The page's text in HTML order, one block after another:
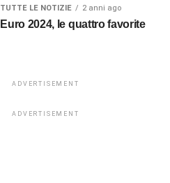
TUTTE LE NOTIZIE 2 anni ago
Euro 2024, le quattro favorite
ADVERTISEMENT
ADVERTISEMENT